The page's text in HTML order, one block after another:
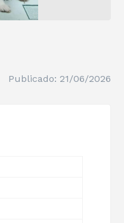
Publicado: 21/06/2026